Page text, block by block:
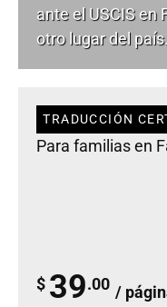
ante el USCIS en
otro lugar del país.
TRADUCCIÓN
Para familias en
$ 39.00 /